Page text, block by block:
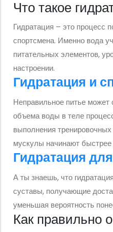
Что такое
Гидратация – это процесс
спортсмена. Именно вода
питательных элементов,
настроении.
Гидратация и
Неправильное питье может
объема воды в теле
выполнения
мускулы начинают быстрее
Гидратация
А ты знаешь, что
суставы, получающие
уменьшая вероятность
Как правильно